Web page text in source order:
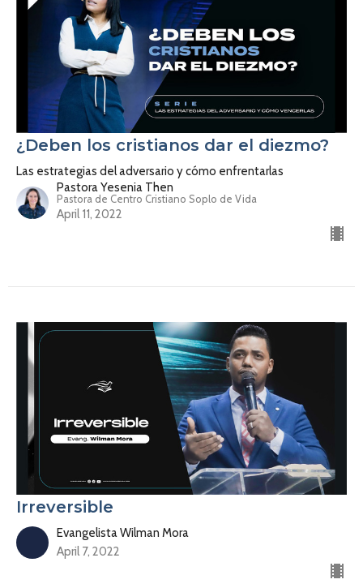
¿Deben los cristianos dar el diezmo?
Las estrategias del adversario y cómo enfrentarlas
Pastora Yesenia Then
Pastora de Centro Cristiano Soplo de Vida
April 11, 2022
Irreversible
Evangelista Wilman Mora
April 7, 2022